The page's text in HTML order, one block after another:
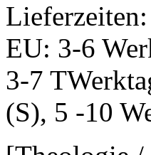
EU: 3-6
3-7
(S), 5 -10